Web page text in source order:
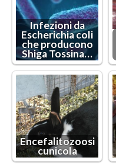
In­fe­zio­ni da
Esche­ri­chia coli
che pro­du­co­no
Shiga Tos­si­na…
En­ce­fa­li­to­zoo­si
cu­ni­co­la